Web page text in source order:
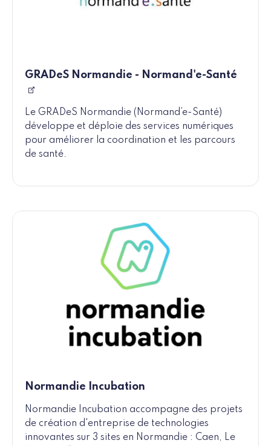
GRADeS Normandie - Normand'e-Santé
Le GRADeS Normandie (Normand’e-Santé)
développe et déploie des services numériques
pour améliorer la coordination et les parcours
de santé.
Normandie Incubation
Normandie Incubation accompagne des projets
de création d'entreprise de technologies
innovantes sur 3 sites en Normandie : Caen, Le